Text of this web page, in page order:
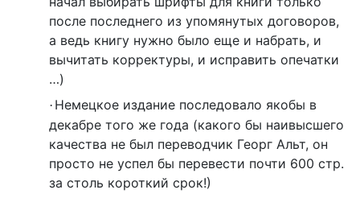
после последнего из упомянутых договоров,
а ведь книгу нужно было еще и набрать, и
вычитать корректуры, и исправить опечатки
…)
· Немецкое издание последовало якобы в
декабре того же года (какого бы наивысшего
качества не был переводчик Георг Альт, он
просто не успел бы перевести почти 600 стр.
за столь короткий срок!)